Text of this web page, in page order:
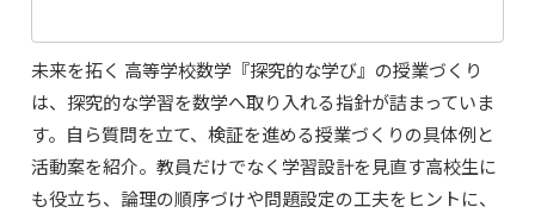
未来を拓く 高等学校数学『探究的な学び』の授業づくり
は、探究的な学習を数学へ取り入れる指針が詰まっていま
す。自ら質問を立て、検証を進める授業づくりの具体例と
活動案を紹介。教員だけでなく学習設計を見直す高校生に
も役立ち、論理の順序づけや問題設定の工夫をヒントに、